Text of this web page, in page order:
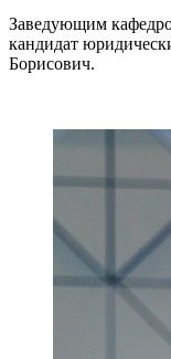
Заведующим
кандидат
Борисович.